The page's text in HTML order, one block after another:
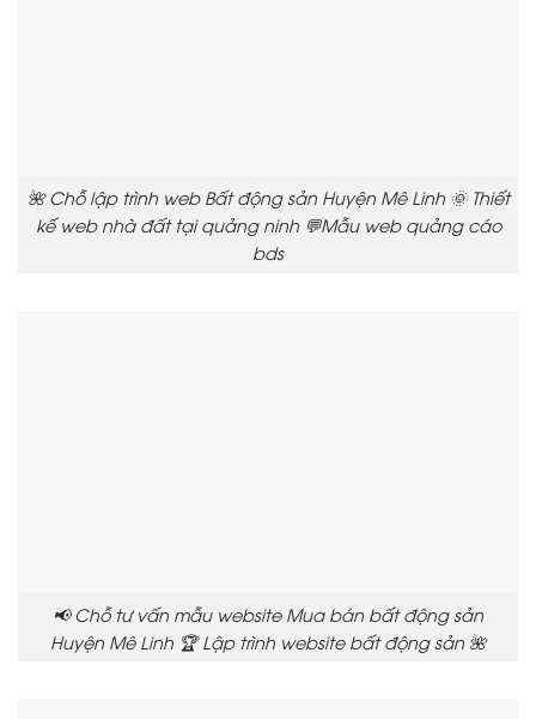
🌺 Chỗ lập trình web Bất động sản Huyện Mê Linh 🌞 Thiết
kế web nhà đất tại quảng ninh 💬Mẫu web quảng cáo
bds
📢 Chỗ tư vấn mẫu website Mua bán bất động sản
Huyện Mê Linh 🏆 Lập trình website bất động sản 🌺